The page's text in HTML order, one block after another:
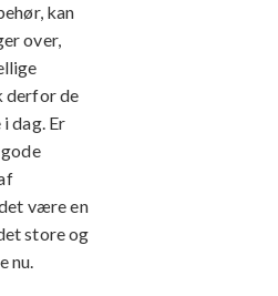
kan
over,
derfor de
dag. Er
være en
store og
nu.